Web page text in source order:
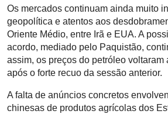
Os mercados continuam ainda muito
geopolítica e atentos aos
Oriente Médio, entre Irã e EUA. A
acordo, mediado pelo Paquistão,
assim, os preços do petróleo voltaram
após o forte recuo da sessão anterior.
A falta de anúncios concretos
chinesas de produtos agrícolas dos